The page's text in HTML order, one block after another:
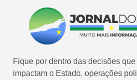
Fique por dentro das decisões que
impactam o Estado, operações